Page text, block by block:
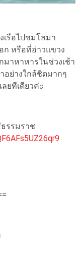
รือไปชมโลมา
ก หรือที่อ่าวแขวง
มาหาหารในช่วงเช้า
อย่างใกล้ชิดมากๆ
ยทีเดียวค่ะ
รรมราช